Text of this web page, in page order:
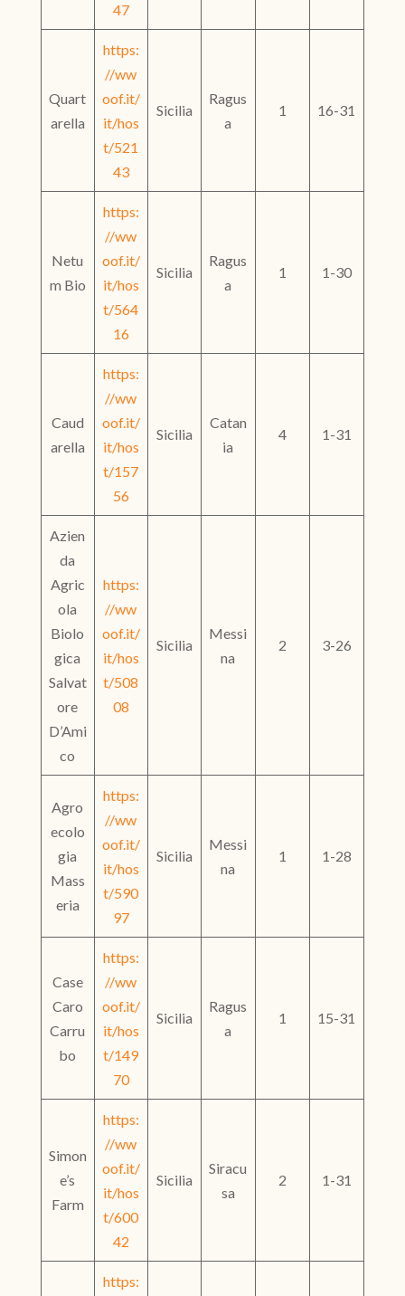
47
Quart
arella
https:
//ww
oof.it/
it/hos
t/521
43
Sicilia
Ragus
a
1 16-31
Netu
m Bio
https:
//ww
oof.it/
it/hos
t/564
16
Sicilia
Ragus
a
1 1-30
Caud
arella
https:
//ww
oof.it/
it/hos
t/157
56
Sicilia
Catan
ia
4 1-31
Azien
da
Agric
ola
Biolo
gica
Salvat
ore
D’Ami
co
https:
//ww
oof.it/
it/hos
t/508
08
Sicilia
Messi
na
2 3-26
Agro
ecolo
gia
Mass
eria
https:
//ww
oof.it/
it/hos
t/590
97
Sicilia
Messi
na
1 1-28
Case
Caro
Carru
bo
https:
//ww
oof.it/
it/hos
t/149
70
Sicilia
Ragus
a
1 15-31
Simon
e’s
Farm
https:
//ww
oof.it/
it/hos
t/600
42
Sicilia
Siracu
sa
2 1-31
https: